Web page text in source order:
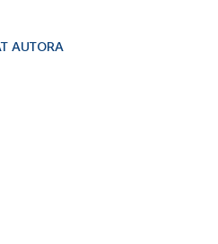
AUTORA